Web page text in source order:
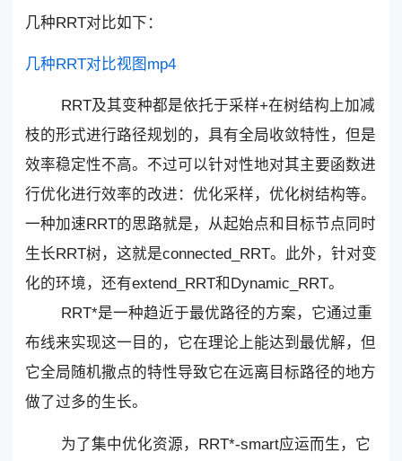
几种RRT对比如下：
几种RRT对比视图mp4
RRT及其变种都是依托于采样+在树结构上加减
枝的形式进行路径规划的，具有全局收敛特性，但是
效率稳定性不高。不过可以针对性地对其主要函数进
行优化进行效率的改进：优化采样，优化树结构等。
一种加速RRT的思路就是，从起始点和目标节点同时
生长RRT树，这就是connected_RRT。此外，针对变
化的环境，还有extend_RRT和Dynamic_RRT。
RRT*是一种趋近于最优路径的方案，它通过重
布线来实现这一目的，它在理论上能达到最优解，但
它全局随机撒点的特性导致它在远离目标路径的地方
做了过多的生长。
为了集中优化资源，RRT*-smart应运而生，它